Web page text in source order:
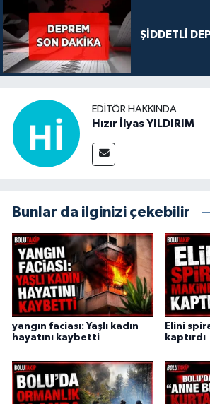
ŞİDDETLİ
EDITÖR HAKKINDA
Hızır İlyas YILDIRIM
Bunlar da ilginizi çekebilir
yangın faciası: Yaşlı kadın
hayatını kaybetti
Elini
kaptırdı